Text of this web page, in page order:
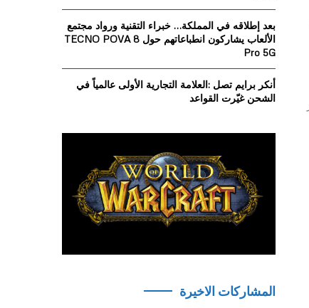
بعد إطلاقه في المملكة… خبراء التقنية ورواد مجتمع
الألعاب يشاركون انطباعاتهم حول TECNO POVA 8
Pro 5G
أنكر برايم تصل :العلامة التجارية الأولى عالمياً في
الشحن غيّرت القواعد
المشاركات الاخيرة